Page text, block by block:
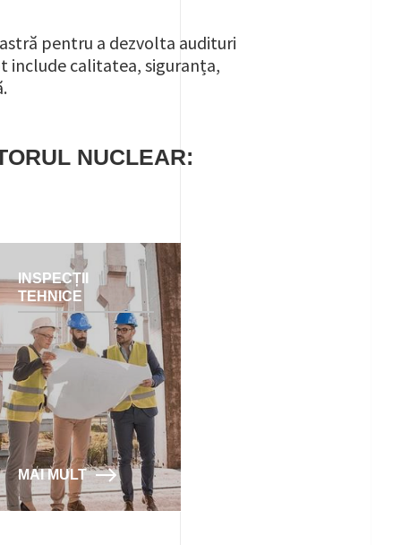
pentru a dezvolta audituri
include calitatea, siguranța,
NUCLEAR:
INSPECȚII
TEHNICE
MAI MULT